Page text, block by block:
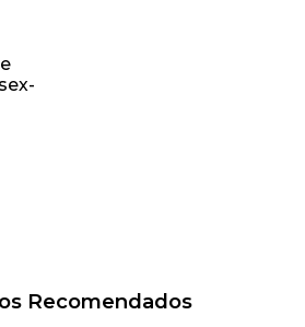
Recomendados